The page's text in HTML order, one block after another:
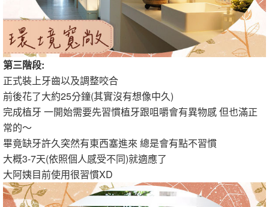
第三階段:
正式裝上牙齒以及調整咬合
前後花了大約25分鐘(其實沒有想像中久)
完成植牙 一開始需要先習慣植牙跟咀嚼會有異物感 但也滿正
常的～
畢竟缺牙許久突然有東西塞進來 總是會有點不習慣
大概3-7天(依照個人感受不同)就適應了
大阿姨目前使用很習慣XD